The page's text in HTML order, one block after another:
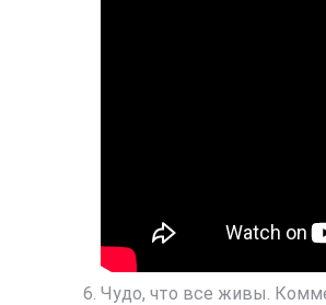
Чудо, что все живы.